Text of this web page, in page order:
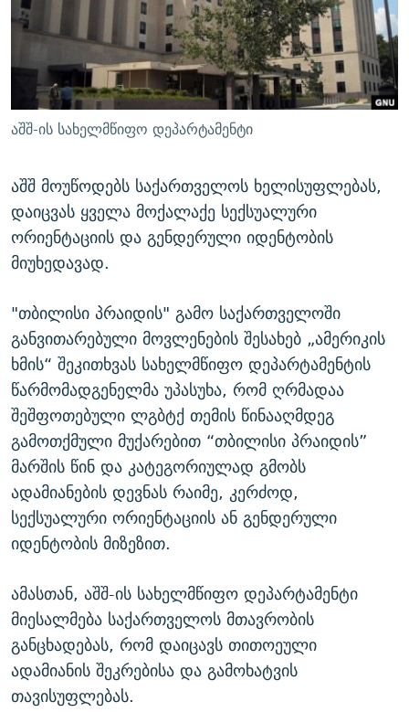
ᲛᲝᲚᲐᲞᲐᲠᲐᲙᲔ ᲢᲔᲥᲡᲢᲔᲑᲘ
ᲨᲘᲜ - ᲣᲪᲮᲝᲔᲗᲨᲘ
ᲚᲘᲢᲔᲠᲐᲢᲣᲠᲣᲚᲘ ᲬᲐᲮᲜᲐᲒᲔᲑᲘ
ᲐᲛᲔᲠᲘᲙᲣᲚᲘ ᲛᲝᲗᲮᲠᲝᲑᲐ
ᲩᲔᲛᲘ ᲡᲘᲙᲕᲓᲘᲚᲘᲡ ᲛᲘᲖᲔᲖᲘᲐ COVID-19
11 ᲬᲔᲚᲘ - 11 ᲐᲛᲑᲐᲕᲘ
ᲡᲐᲞᲐᲠᲚᲐᲛᲔᲜᲢᲝ ᲐᲠᲩᲔᲕᲜᲔᲑᲘᲡ ᲘᲡᲢᲝᲠᲘᲐ
ᲑᲐᲕᲨᲕᲔᲑᲘ ᲞᲠᲝᲡᲢᲘᲢᲣᲪᲘᲐᲨᲘ - ᲐᲛᲝᲣᲗᲥᲛᲔᲚᲘ ᲐᲛᲑᲐᲕᲘ
ᲐᲒᲕᲘᲡᲢᲝᲡ ᲝᲛᲘ
ПРИВЕТ ᲙᲣᲚᲢᲣᲠᲐ
ᲒᲐᲛᲝᲘᲬᲔᲠᲔ
რთე/რთ-ის ყველა საიტი
აშშ-ის სახელმწიფო დეპარტამენტი
აშშ მოუწოდებს საქართველოს ხელისუფლებას,
დაიცვას ყველა მოქალაქე სექსუალური
ორიენტაციის და გენდერული იდენტობის
მიუხედავად.
"თბილისი პრაიდის" გამო საქართველოში
განვითარებული მოვლენების შესახებ „ამერიკის
ხმის“ შეკითხვას სახელმწიფო დეპარტამენტის
წარმომადგენელმა უპასუხა, რომ ღრმადაა
შეშფოთებული ლგბტქ თემის წინააღმდეგ
გამოთქმული მუქარებით “თბილისი პრაიდის”
მარშის წინ და კატეგორიულად გმობს
ადამიანების დევნას რაიმე, კერძოდ,
სექსუალური ორიენტაციის ან გენდერული
იდენტობის მიზეზით.
ამასთან, აშშ-ის სახელმწიფო დეპარტამენტი
მიესალმება საქართველოს მთავრობის
განცხადებას, რომ დაიცავს თითოეული
ადამიანის შეკრებისა და გამოხატვის
თავისუფლებას.